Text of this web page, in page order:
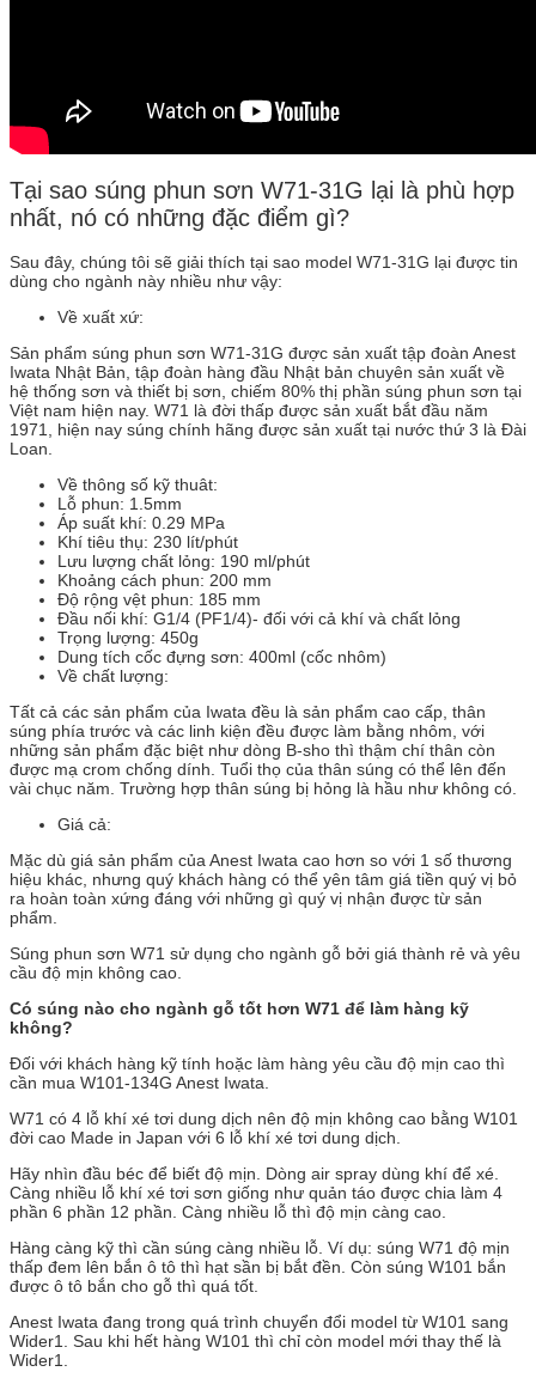
Tại sao súng phun sơn W71-31G lại là phù hợp
nhất, nó có những đặc điểm gì?
Sau đây, chúng tôi sẽ giải thích tại sao model W71-31G lại được tin
dùng cho ngành này nhiều như vậy:
Về xuất xứ:
Sản phẩm súng phun sơn W71-31G được sản xuất tập đoàn Anest
Iwata Nhật Bản, tập đoàn hàng đầu Nhật bản chuyên sản xuất về
hệ thống sơn và thiết bị sơn, chiếm 80% thị phần súng phun sơn tại
Việt nam hiện nay. W71 là đời thấp được sản xuất bắt đầu năm
1971, hiện nay súng chính hãng được sản xuất tại nước thứ 3 là Đài
Loan.
Về thông số kỹ thuât:
Lỗ phun: 1.5mm
Áp suất khí: 0.29 MPa
Khí tiêu thụ: 230 lít/phút
Lưu lượng chất lỏng: 190 ml/phút
Khoảng cách phun: 200 mm
Độ rộng vệt phun: 185 mm
Đầu nối khí: G1/4 (PF1/4)- đối với cả khí và chất lỏng
Trọng lượng: 450g
Dung tích cốc đựng sơn: 400ml (cốc nhôm)
Về chất lượng:
Tất cả các sản phẩm của Iwata đều là sản phẩm cao cấp, thân
súng phía trước và các linh kiện đều được làm bằng nhôm, với
những sản phẩm đặc biệt như dòng B-sho thì thậm chí thân còn
được mạ crom chống dính. Tuổi thọ của thân súng có thể lên đến
vài chục năm. Trường hợp thân súng bị hỏng là hầu như không có.
Giá cả:
Mặc dù giá sản phẩm của Anest Iwata cao hơn so với 1 số thương
hiệu khác, nhưng quý khách hàng có thể yên tâm giá tiền quý vị bỏ
ra hoàn toàn xứng đáng với những gì quý vị nhận được từ sản
phẩm.
Súng phun sơn W71 sử dụng cho ngành gỗ bởi giá thành rẻ và yêu
cầu độ mịn không cao.
Có súng nào cho ngành gỗ tốt hơn W71 để làm hàng kỹ
không?
Đối với khách hàng kỹ tính hoặc làm hàng yêu cầu độ mịn cao thì
cần mua W101-134G Anest Iwata.
W71 có 4 lỗ khí xé tơi dung dịch nên độ mịn không cao bằng W101
đời cao Made in Japan với 6 lỗ khí xé tơi dung dịch.
Hãy nhìn đầu béc để biết độ mịn. Dòng air spray dùng khí để xé.
Càng nhiều lỗ khí xé tơi sơn giống như quản táo được chia làm 4
phần 6 phần 12 phần. Càng nhiều lỗ thì độ mịn càng cao.
Hàng càng kỹ thì cần súng càng nhiều lỗ. Ví dụ: súng W71 độ mịn
thấp đem lên bắn ô tô thì hạt sần bị bắt đền. Còn súng W101 bắn
được ô tô bắn cho gỗ thì quá tốt.
Anest Iwata đang trong quá trình chuyển đổi model từ W101 sang
Wider1. Sau khi hết hàng W101 thì chỉ còn model mới thay thế là
Wider1.